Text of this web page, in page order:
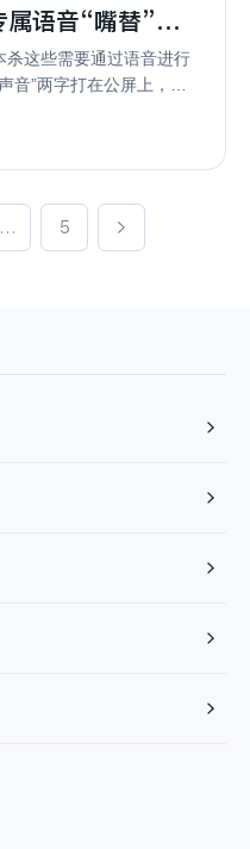
语音“嘴替”来
杀这些需要通过语音进行
音”两字打在公屏上，家
引力最大的当然是对方
御姐音、女...
… 5